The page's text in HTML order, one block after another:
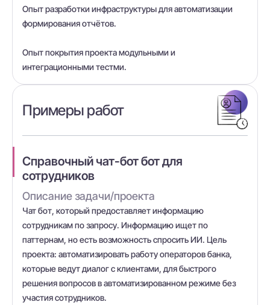
Опыт разработки инфраструктуры для автоматизации
формирования отчётов.
Опыт покрытия проекта модульными и
интеграционными тестми.
Примеры работ
Справочный чат-бот бот для
сотрудников
Описание задачи/проекта
Чат бот, который предоставляет информацию
сотрудникам по запросу. Информацию ищет по
паттернам, но есть возможность спросить ИИ. Цель
проекта: автоматизировать работу операторов банка,
которые ведут диалог с клиентами, для быстрого
решения вопросов в автоматизированном режиме без
участия сотрудников.